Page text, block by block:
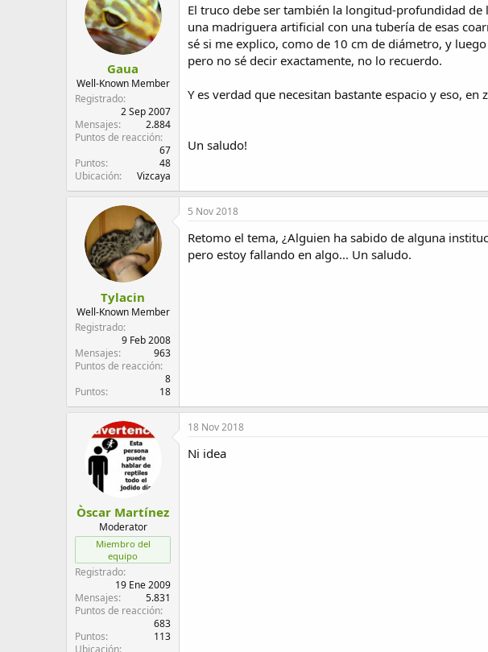
Gaua
Well-Known Member
Registrado
2 Sep 2007
Mensajes
2.884
Puntos de reacción
67
Puntos
48
Ubicación
Vizcaya
El truco debe ser también la longitud-profundidad
una madriguera artificial con una tubería de esas
sé si me explico, como de 10 cm de diámetro, y
pero no sé decir exactamente, no lo recuerdo.
Y es verdad que necesitan bastante espacio y eso,
Un saludo!
Tylacin
Well-Known Member
Registrado
9 Feb 2008
Mensajes
963
Puntos de reacción
8
Puntos
18
5 Nov 2018
Retomo el tema, ¿Alguien ha sabido de alguna
pero estoy fallando en algo... Un saludo.
Òscar Martínez
Moderator
Miembro del
equipo
Registrado
19 Ene 2009
Mensajes
5.831
Puntos de reacción
683
Puntos
113
Ubicación
18 Nov 2018
Ni idea